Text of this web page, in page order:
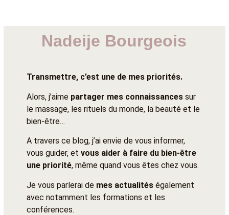
Nadeije Bourgeois
Transmettre, c’est une de mes priorités.
Alors, j’aime partager mes connaissances sur
le massage, les rituels du monde, la beauté et le
bien-être…
A travers ce blog, j’ai envie de vous informer,
vous guider, et vous aider à faire du bien-être
une priorité, même quand vous êtes chez vous.
Je vous parlerai de mes actualités également
avec notamment les formations et les
conférences.